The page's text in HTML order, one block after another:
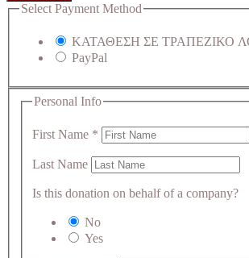
Select Payment Method
ΚΑΤΑΘΕΣΗ ΣΕ ΤΡΑΠΕΖΙΚΟ
PayPal
Personal Info
First Name *
Last Name
Is this donation on behalf of a company?
No
Yes